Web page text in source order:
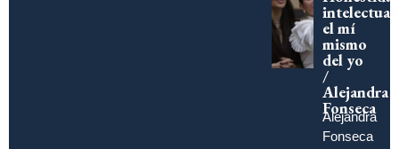
intelectual:
el mí
mismo
del yo
/
Alejandra
Fonseca
Alejandra
Fonseca